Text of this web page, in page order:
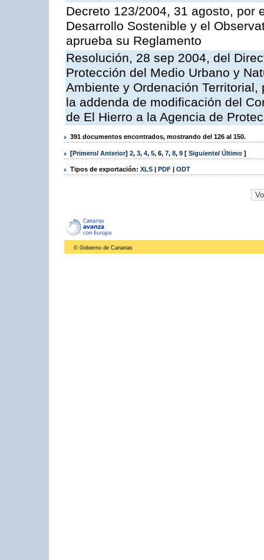
Decreto 123/2004, 31 agosto, por
Desarrollo Sostenible y el
aprueba su Reglamento
Resolución, 28 sep 2004, del
Protección del Medio Urbano y
Ambiente y Ordenación
la addenda de modificación del
de El Hierro a la Agencia de
391 documentos encontrados, mostrando del 126 al 150.
[Primero/ Anterior] 2, 3, 4, 5, 6, 7, 8, 9 [ Siguiente/ Último ]
Tipos de exportación: XLS | PDF | ODT
© Gobierno de Canarias